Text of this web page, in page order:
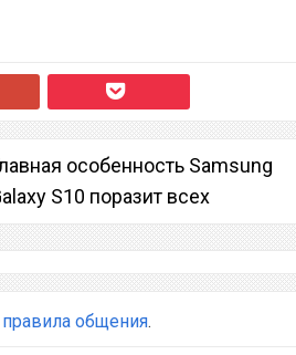
особенность Samsung
S10 поразит всех
правила общения.